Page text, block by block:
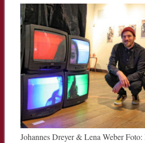
Johannes Dreyer & Lena Weber